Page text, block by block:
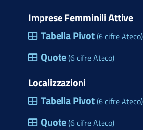
Imprese Femminili Attive
Tabella Pivot(6 cifre Ateco)
Quote(6 cifre Ateco)
Localizzazioni
Tabella Pivot(6 cifre Ateco)
Quote(6 cifre Ateco)